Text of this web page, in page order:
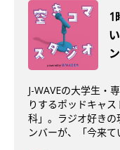
1
J-WAVEの大学生・
りするポッドキャ
科」。ラジオ好きの
ンバーが、「今来て